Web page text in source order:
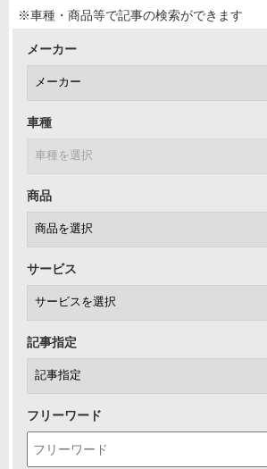
※車種・商品等で記事の検索ができます
メーカー
車種
商品
サービス
記事指定
フリーワード